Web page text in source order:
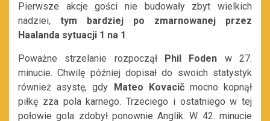
Pierwsze akcje gości nie budowały zbyt wielkich
nadziei, tym bardziej po zmarnowanej przez
Haalanda sytuacji 1 na 1.
Poważne strzelanie rozpoczął Phil Foden w 27.
minucie. Chwilę później dopisał do swoich statystyk
również asystę, gdy Mateo Kovacičmocno kopnął
piłkę zza pola karnego. Trzeciego i ostatniego w tej
połowie gola zdobył ponownie Anglik. W 42. minucie